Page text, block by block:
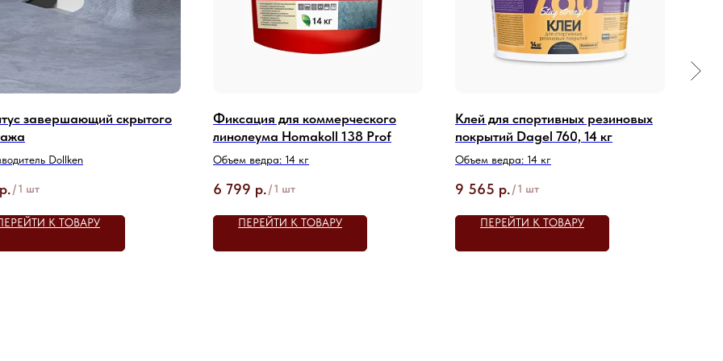
завершающий скрытого
Dollken
р./1 шт
К ТОВАРУ
Фиксация для коммерческого
линолеума Homakoll 138 Prof
Объем ведра: 14 кг
6 799 р./1 шт
ПЕРЕЙТИ К ТОВАРУ
Клей для спортивных резиновых
покрытий Dagel 760, 14 кг
Объем ведра: 14 кг
9 565 р./1 шт
ПЕРЕЙТИ К ТОВАРУ